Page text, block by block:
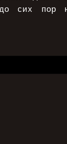
до сих пор